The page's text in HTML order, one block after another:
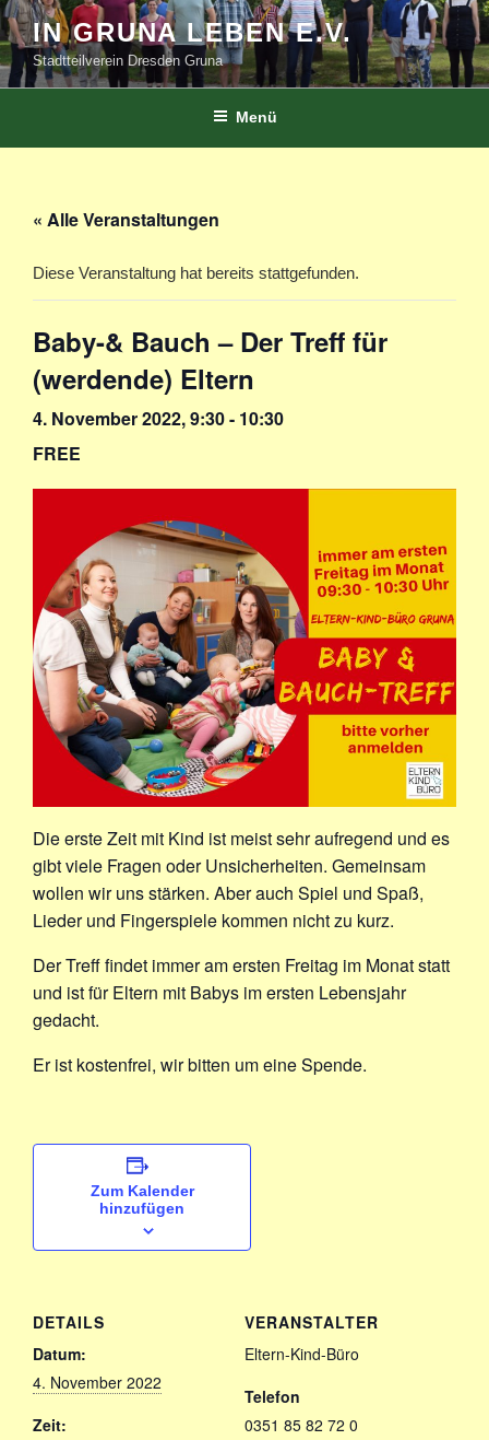
Zum
Inhalt
springen
IN GRUNA LEBEN E.V.
Stadtteilverein Dresden Gruna
Menü
« Alle Veranstaltungen
Diese Veranstaltung hat bereits stattgefunden.
Baby-& Bauch – Der Treff für
(werdende) Eltern
4. November 2022, 9:30- 10:30
FREE
Die erste Zeit mit Kind ist meist sehr aufregend und es
gibt viele Fragen oder Unsicherheiten. Gemeinsam
wollen wir uns stärken. Aber auch Spiel und Spaß,
Lieder und Fingerspiele kommen nicht zu kurz.
Der Treff findet immer am ersten Freitag im Monat statt
und ist für Eltern mit Babys im ersten Lebensjahr
gedacht.
Er ist kostenfrei, wir bitten um eine Spende.
Zum Kalender
hinzufügen
DETAILS
Datum:
4. November 2022
Zeit:
VERANSTALTER
Eltern-Kind-Büro
Telefon
0351 85 82 72 0